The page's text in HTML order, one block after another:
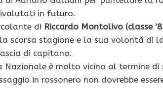
in futuro.
di Riccardo Montolivo (classe
scorsa stagione e la sua volontà di
di capitano.
Nazionale è molto vicino al termine
in rossonero non dovrebbe